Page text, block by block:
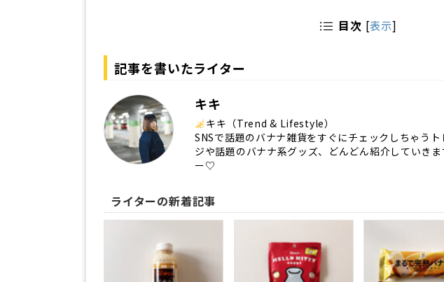
目次 [表示]
記事を書いたライター
キキ
キキ（Trend & Lifestyle）
SNSで話題のバナナ雑貨をすぐにチェックしちゃう
ジや話題のバナナ系グッズ、どんどん紹介していき
ー♡
ライターの新着記事